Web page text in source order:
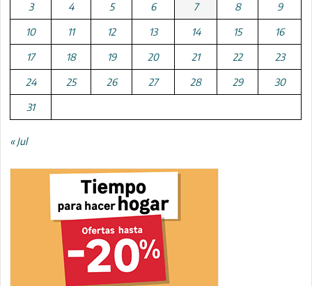
3 4 5 6 7 8 9
10 11 12 13 14 15 16
17 18 19 20 21 22 23
24 25 26 27 28 29 30
31
« Jul